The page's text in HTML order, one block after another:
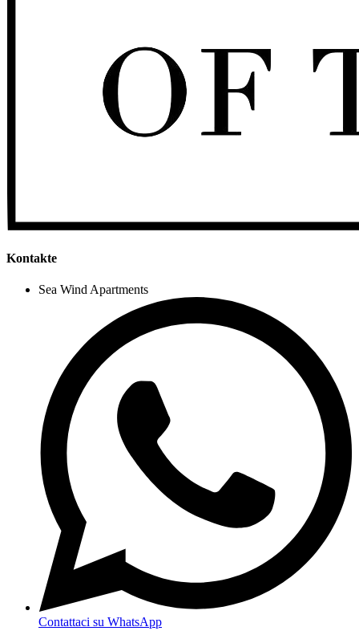
Kontakte
Sea Wind Apartments
Contattaci su WhatsApp